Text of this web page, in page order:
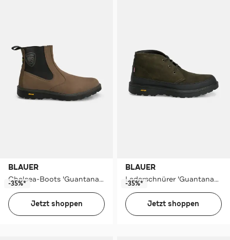
BLAUER
Chelsea-Boots 'Guantanamo' dunkelbraun
-35%*
Jetzt shoppen
BLAUER
Lederschnürer 'Guantanamo' khaki
-35%*
Jetzt shoppen